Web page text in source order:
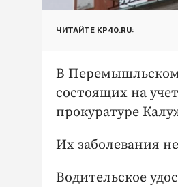
ЧИТАЙТЕ KP40.RU:
В Перемышльском
состоящих на
прокуратуре
Их заболевания
Водительское